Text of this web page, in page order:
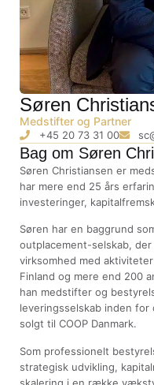
Søren
Medstifter og Partner
+45 20 73 31 00
Bag om Søren
Søren Christiansen er
har mere end 25 års
investeringer,
Søren har en baggrund
outplacement-selskab,
virksomhed med
Finland og mere end 200
han medstifter og
leveringsselskab inden
solgt til COOP Danmark.
Som professionelt
strategisk udvikling,